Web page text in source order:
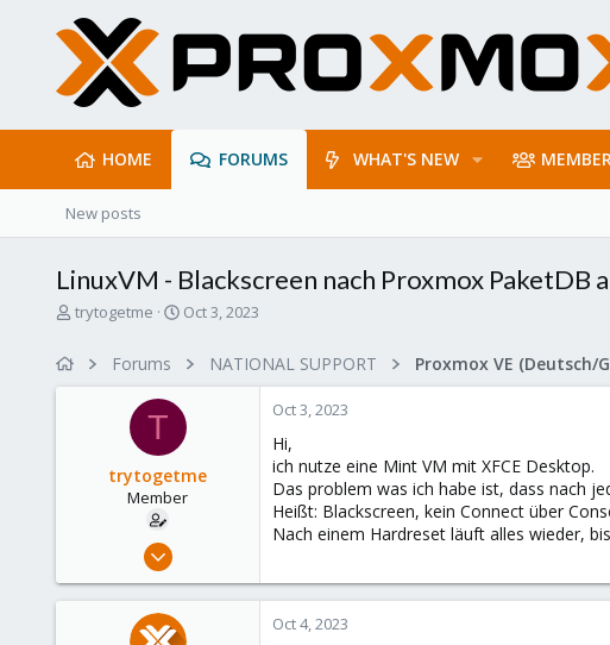
HOME FORUMS WHAT'S NEW
New posts
LinuxVM - Blackscreen nach Proxmox PaketDB
T
trytogetme
S
r
d
a
e
Oct 3, 2023
Forums NATIONAL SUPPORT Proxmox VE (Deutsch/
T
trytogetme
Member
Oct 3, 2023
0
Oct 3, 2023
Hi,
ich nutze eine Mint VM mit XFCE Desktop.
Das problem was ich habe ist, dass nach
Heißt: Blackscreen, kein Connect über
Nach einem Hardreset läuft alles wieder,
Oct 4, 2023